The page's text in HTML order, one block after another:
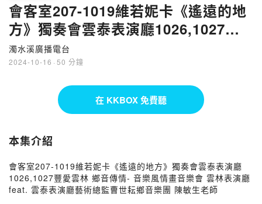
會客室207-1019維若妮卡《遙遠的地
方》獨奏會雲泰表演廳1026,1027豐
愛雲林 鄉音傳情- 音樂風情畫音樂會
雲林表演廳feat. 雲泰表演廳藝術總監
曹世耘鄉音樂團 陳敏生老師
濁水溪廣播電台
2024-10-16 · 50 分鐘
在 KKBOX 免費聽
本集介紹
會客室207-1019維若妮卡《遙遠的地方》獨奏會雲泰表演廳
1026,1027豐愛雲林 鄉音傳情- 音樂風情畫音樂會 雲林表演廳
feat. 雲泰表演廳藝術總監曹世耘鄉音樂團 陳敏生老師